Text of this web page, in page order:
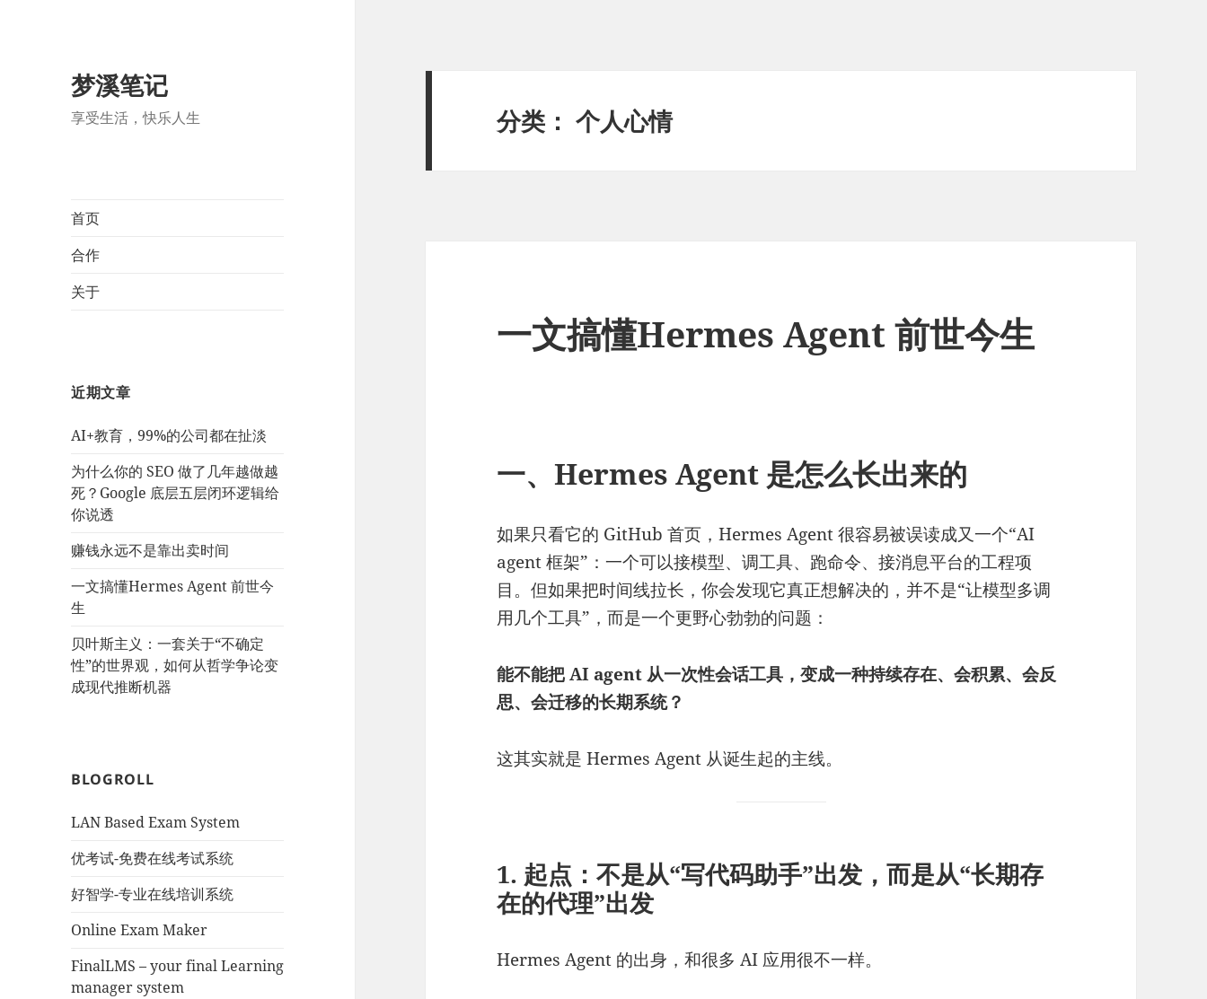
梦溪笔记
享受生活，快乐人生
首页
合作
关于
近期文章
AI+教育，99%的公司都在扯淡
为什么你的 SEO 做了几年越做越
死？Google 底层五层闭环逻辑给
你说透
赚钱永远不是靠出卖时间
一文搞懂Hermes Agent 前世今
生
贝叶斯主义：一套关于“不确定
性”的世界观，如何从哲学争论变
成现代推断机器
BLOGROLL
LAN Based Exam System
优考试-免费在线考试系统
好智学-专业在线培训系统
Online Exam Maker
FinalLMS – your final Learning
manager system
分类：个人心情
一文搞懂Hermes Agent 前世今生
一、Hermes Agent 是怎么长出来的
如果只看它的 GitHub 首页，Hermes Agent 很容易被误读成又一个“AI
agent 框架”：一个可以接模型、调工具、跑命令、接消息平台的工程项
目。但如果把时间线拉长，你会发现它真正想解决的，并不是“让模型多调
用几个工具”，而是一个更野心勃勃的问题：
能不能把 AI agent 从一次性会话工具，变成一种持续存在、会积累、会反
思、会迁移的长期系统？
这其实就是 Hermes Agent 从诞生起的主线。
1. 起点：不是从“写代码助手”出发，而是从“长期存
在的代理”出发
Hermes Agent 的出身，和很多 AI 应用很不一样。